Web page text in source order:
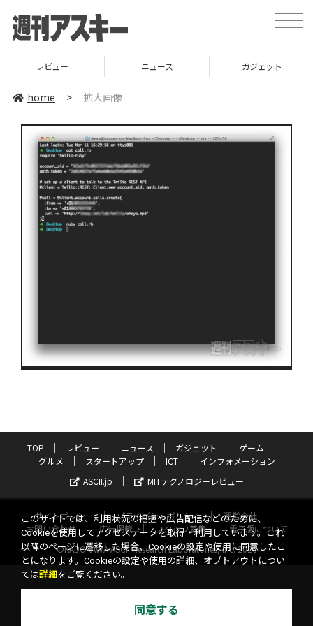
toggle
レビュー ニュース ガジェット
home > 拡大画像
TOP レビュー ニュース ガジェット
ゲーム
グルメ
スタートアップ ICT
インフォメーション
ASCII.jp
MITテクノロジーレビュー
サイトポリシー プライバシーポリシー
運営会社
お問い合わせ
広告掲載 スタッフ募集
電子版について
©KADOKAWA ASCII Research Laboratories, Inc. 2026
このサイトでは、利用状況の把握や広告配信などのために、
Cookieを使用してアクセスデータを取得・利用しています。これ
以降のページに遷移した場合、Cookieの設定や使用に同意したこ
とになります。Cookieの設定や使用の詳細、オプトアウトについ
ては詳細 をご覧ください。
同意する